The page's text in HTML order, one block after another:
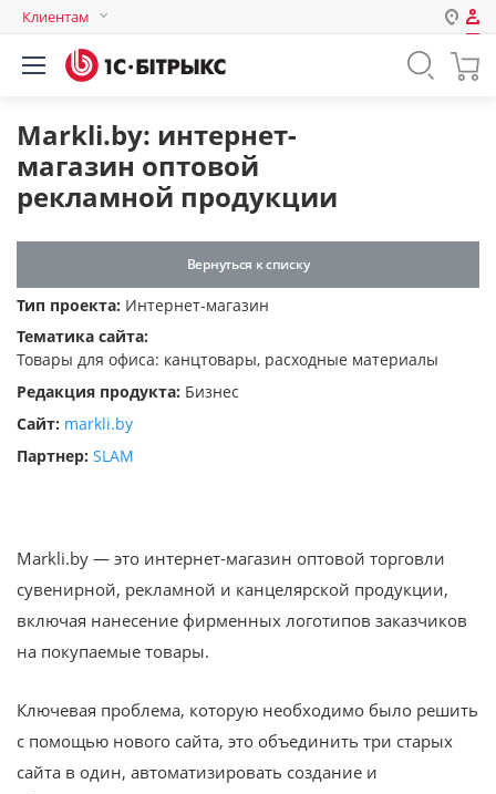
Клиентам
Авторизация
Логин
Запомнить меня на этом
Забыли свой пароль?
Markli.by: интернет-
магазин оптовой
рекламной продукции
Вернуться к списку
Тип проекта: Интернет-магазин
Тематика сайта:
Товары для офиса: канцтовары, расходные материалы
Редакция продукта: Бизнес
Сайт: markli.by
Партнер: SLAM
Markli.by — это интернет-магазин оптовой торговли
сувенирной, рекламной и канцелярской продукции,
включая нанесение фирменных логотипов заказчиков
на покупаемые товары.
Ключевая проблема, которую необходимо было решить
с помощью нового сайта, это объединить три старых
сайта в один, автоматизировать создание и